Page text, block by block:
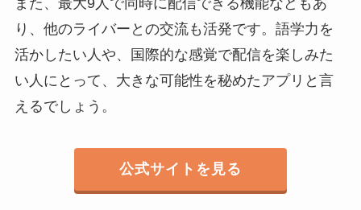
また、最大9人で同時に配信できる機能などもあ
り、他のライバーとの交流も活発です。語学力を
活かしたい人や、国際的な感覚で配信を楽しみた
い人にとって、大きな可能性を秘めたアプリと言
えるでしょう。
公式サイトを見る